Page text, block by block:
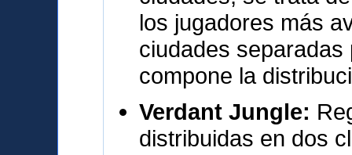
los jugadores más
ciudades
compone la
Verdant Jungle:
distribuidas en dos